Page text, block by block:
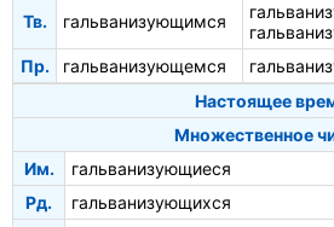
Тв. гальванизующимся
Пр. гальванизующемся
Настоящее
Множественное
Им.
гальванизующиеся
Рд.
гальванизующихся